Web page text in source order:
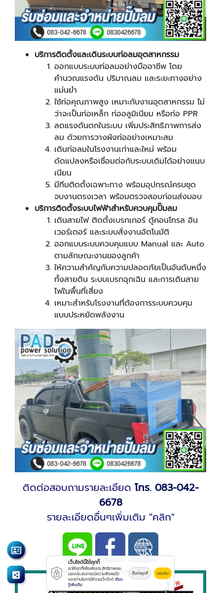
บริการติดตั้งและเดินระบบท่อลมอุตสาหกรรม
ออกแบบระบบท่อลมอย่างมืออาชีพ โดย
คำนวณแรงดัน ปริมาณลม และระยะทางอย่าง
แม่นยำ
ใช้ท่อคุณภาพสูง เหมาะกับงานอุตสาหกรรม ไม่
ว่าจะเป็นท่อเหล็ก ท่ออลูมิเนียม หรือท่อ PPR
ลดแรงดันตกในระบบ เพิ่มประสิทธิภาพการส่ง
ลม ด้วยการวางผังท่ออย่างเหมาะสม
เดินท่อลมในโรงงานเก่าและใหม่ พร้อม
ดัดแปลงหรือเชื่อมต่อกับระบบเดิมได้อย่างแนบ
เนียน
มีทีมติดตั้งเฉพาะทาง พร้อมอุปกรณ์ครบชุด
จบงานตรงเวลา พร้อมตรวจสอบก่อนส่งมอบ
บริการติดตั้งระบบไฟฟ้าสำหรับควบคุมปั๊มลม
เดินสายไฟ ติดตั้งเบรกเกอร์ ตู้คอนโทรล อิน
เวอร์เตอร์ และระบบสั่งงานอัตโนมัติ
ออกแบบระบบควบคุมแบบ Manual และ Auto
ตามลักษณะงานของลูกค้า
ให้ความสำคัญกับความปลอดภัยเป็นอันดับหนึ่ง
ทั้งสายดิน ระบบเบรกฉุกเฉิน และการเดินสาย
ไฟในพื้นที่เสี่ยง
เหมาะสำหรับโรงงานที่ต้องการระบบควบคุม
แบบประหยัดพลังงาน
ติดต่อสอบถามรายละเอียด โทร. 083-042-
6678
รายละเอียดอื่นๆเพิ่มเติม "คลิก"
เว็บไซต์นี้ใช้คุกกี้
เราใช้คุกกี้เพื่อเพิ่มประสิทธิภาพและ
มอบประสบการณ์ความพึงพอใจ
ของท่านในการใช้งานเว็บไซต์ เรียน
รู้เพิ่มเติม
ตั้งค่าคุกกี้ ยอมรับ